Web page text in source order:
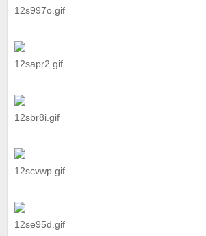
12s997o.gif
12sapr2.gif
12sbr8i.gif
12scvwp.gif
12se95d.gif